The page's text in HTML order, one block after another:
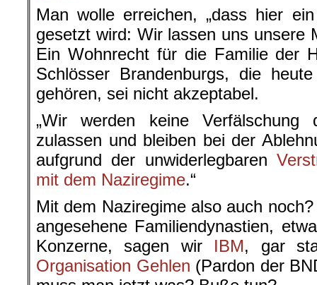
Man wolle erreichen, „dass hier
gesetzt wird: Wir lassen uns unsere
Ein Wohnrecht für die Familie der
Schlösser Brandenburgs, die
gehören, sei nicht akzeptabel.
„Wir werden keine Verfälschung
zulassen und bleiben bei der
aufgrund der unwiderlegbaren
mit dem Naziregime.“
Mit dem Naziregime also auch
angesehene Familiendynastien,
Konzerne, sagen wir IBM, gar
Organisation Gehlen (Pardon der